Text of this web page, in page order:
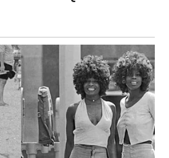
koju ste nekada